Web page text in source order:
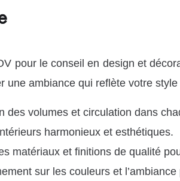
pour le conseil en design et
une ambiance qui reflète votre
des volumes et circulation dans
harmonieux et esthétiques.
matériaux et finitions de qualité
sur les couleurs et